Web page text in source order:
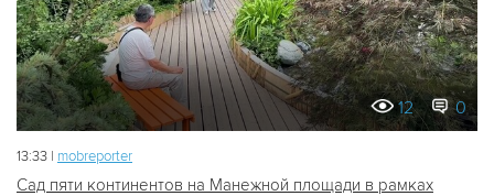
12 0
13:33 | mobreporter
Сад пяти континентов на Манежной площади в рамках